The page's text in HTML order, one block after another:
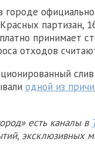
партизан,
принимает
отходов
одной из
есть каналы в
эксклюзивных